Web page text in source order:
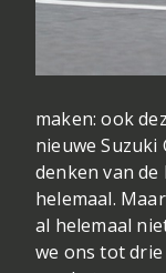
maken: ook
nieuwe Suzuki
denken van
helemaal.
al helemaal
we ons tot drie